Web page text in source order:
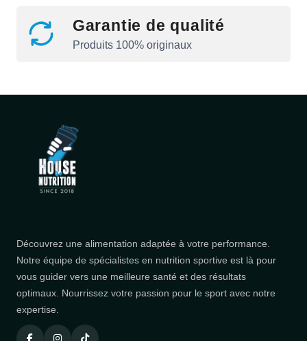
Garantie de qualité
Produits 100% originaux
Découvrez une alimentation adaptée à votre performance.
Notre équipe de spécialistes en nutrition sportive est là pour
vous guider vers une meilleure santé et des résultats
optimaux. Nourrissez votre passion pour le sport avec notre
expertise.